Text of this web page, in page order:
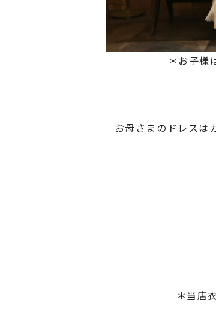
＊お子様
お母さまのドレスは
＊当店